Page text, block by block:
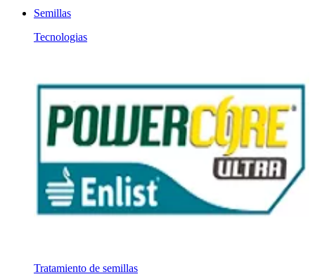
Semillas
Tecnologias
Tratamiento de semillas